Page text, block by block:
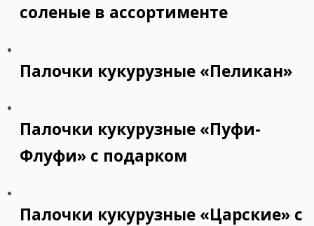
соленые в ассортименте
Палочки кукурузные «Пеликан»
Палочки кукурузные «Пуфи-
Флуфи» с подарком
Палочки кукурузные «Царские» с